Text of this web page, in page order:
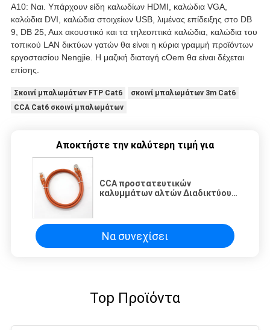
A10: Ναι. Υπάρχουν είδη καλωδίων HDMI, καλώδια VGA,
καλώδια DVI, καλώδια στοιχείων USB, λιμένας επίδειξης στο DB
9, DB 25, Aux ακουστικό και τα τηλεοπτικά καλώδια, καλώδια του
τοπικού LAN δικτύων γατών θα είναι η κύρια γραμμή προϊόντων
εργοστασίου Nengjie. Η μαζική διαταγή cOem θα είναι δέχεται
επίσης.
Σκοινί μπαλωμάτων FTP Cat6
σκοινί μπαλωμάτων 3m Cat6
CCA Cat6 σκοινί μπαλωμάτων
Αποκτήστε την καλύτερη τιμή για
CCA προστατευτικών
καλυμμάτων αλτών Διαδικτύου
Να συνεχίσει
Top Προϊόντα